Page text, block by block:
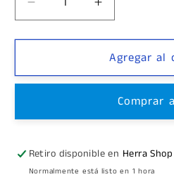
Reducir
cantidad
para
Punta
Para
Aumentar
cantidad
para
Clipo
Punta
Grande
Para
Agregar al
Comprar
Retiro disponible en Herra Shop
Normalmente está listo en 1 hora